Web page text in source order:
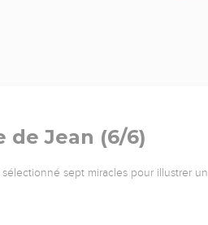
de Jean (6/6)
sept miracles pour illustrer un